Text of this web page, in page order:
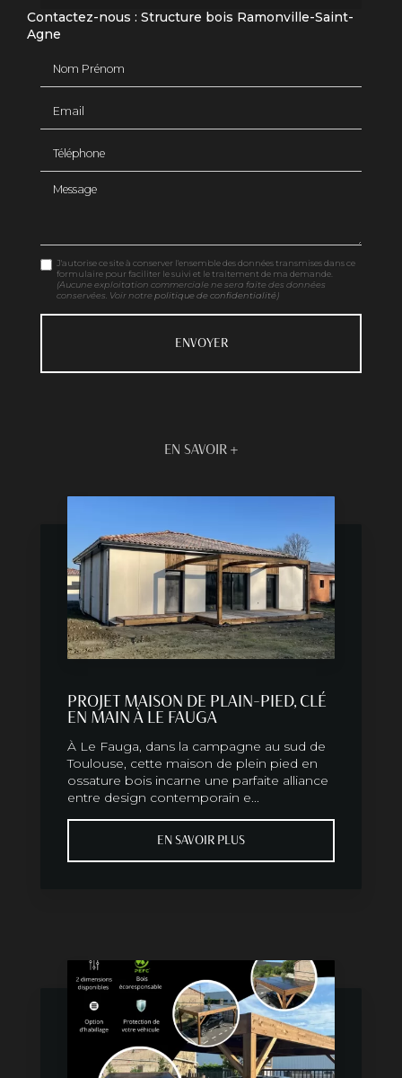
Contactez-nous : Structure bois Ramonville-Saint-
Agne
Message
J'autorise ce site à conserver l'ensemble des données transmises dans ce
formulaire pour faciliter le suivi et le traitement de ma demande.
(Aucune exploitation commerciale ne sera faite des données
conservées. Voir notre politique de confidentialité)
EN SAVOIR +
PROJET MAISON DE PLAIN-PIED, CLÉ
EN MAIN À LE FAUGA
À Le Fauga, dans la campagne au sud de
Toulouse, cette maison de plein pied en
ossature bois incarne une parfaite alliance
entre design contemporain e...
EN SAVOIR PLUS